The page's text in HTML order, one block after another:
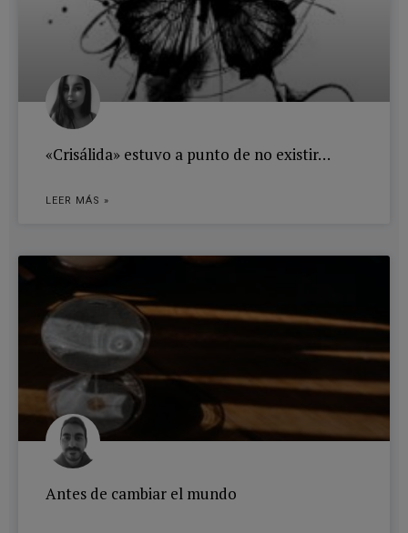
«Crisálida» estuvo a punto de no existir…
LEER MÁS »
Antes de cambiar el mundo